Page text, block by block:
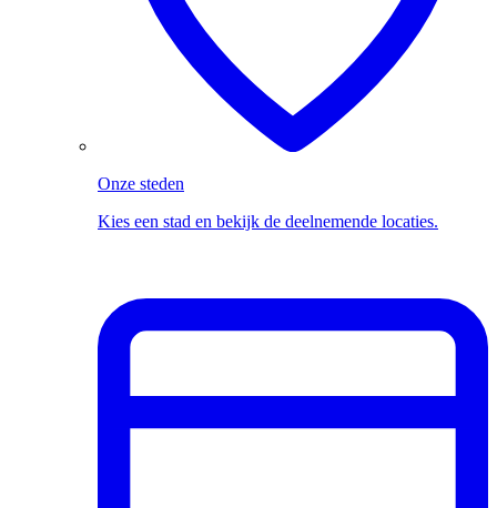
Onze steden
Kies een stad en bekijk de deelnemende locaties.